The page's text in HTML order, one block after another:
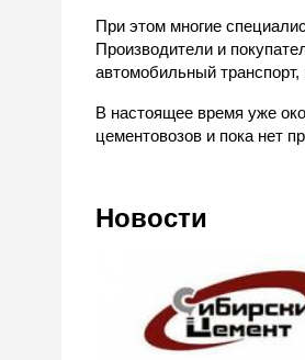
При этом многие
Производители и
автомобильный
В настоящее время уже
цементовозов и пока нет
Новости